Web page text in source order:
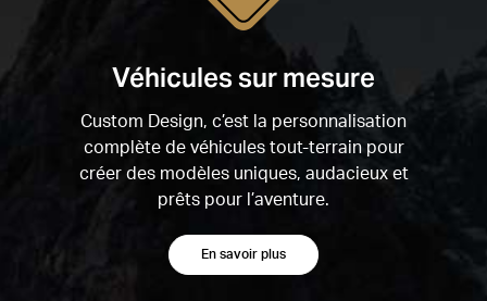
Véhicules sur mesure
Custom Design, c’est la personnalisation
complète de véhicules tout-terrain pour
créer des modèles uniques, audacieux et
prêts pour l’aventure.
En savoir plus